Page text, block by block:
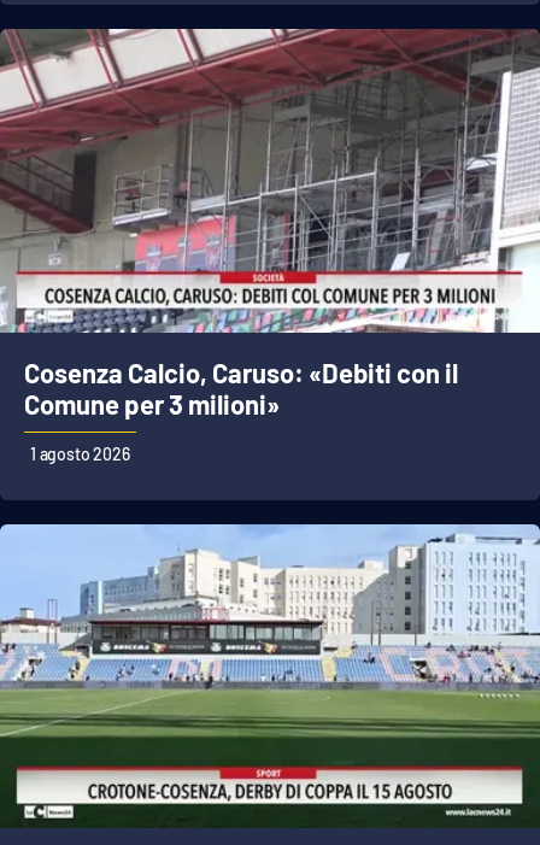
Cosenza Calcio, Caruso: «Debiti con il
Comune per 3 milioni»
1 agosto 2026